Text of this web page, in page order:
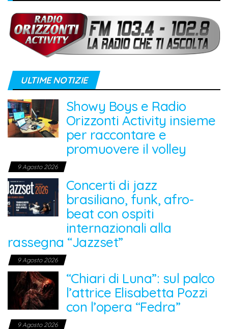
ULTIME NOTIZIE
Showy Boys e Radio
Orizzonti Activity insieme
per raccontare e
promuovere il volley
9 Agosto 2026
Concerti di jazz
brasiliano, funk, afro-
beat con ospiti
internazionali alla
rassegna “Jazzset”
9 Agosto 2026
“Chiari di Luna”: sul palco
l’attrice Elisabetta Pozzi
con l’opera “Fedra”
9 Agosto 2026